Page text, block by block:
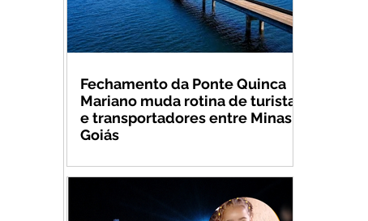
Fechamento da Ponte Quinca
Mariano muda rotina de turistas
e transportadores entre Minas e
Goiás